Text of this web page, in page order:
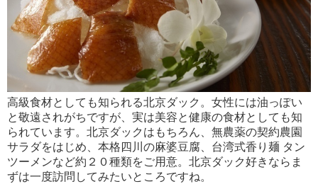
高級食材としても知られる北京ダック。女性には油っぽい
と敬遠されがちですが、実は美容と健康の食材としても知
られています。北京ダックはもちろん、無農薬の契約農園
サラダをはじめ、本格四川の麻婆豆腐、台湾式香り麺 タン
ツーメンなど約２０種類をご用意。北京ダック好きならま
ずは一度訪問してみたいところですね。